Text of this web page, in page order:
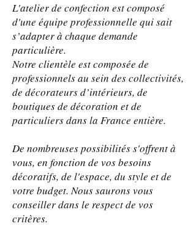
L'atelier de confection est composé
d'une équipe professionnelle qui sait
s’adapter à chaque demande
particulière.
Notre clientèle est composée de
professionnels au sein des collectivités,
de décorateurs d’intérieurs, de
boutiques de décoration et de
particuliers dans la France entière.
De nombreuses possibilités s'offrent à
vous, en fonction de vos besoins
décoratifs, de l'espace, du style et de
votre budget. Nous saurons vous
conseiller dans le respect de vos
critères.